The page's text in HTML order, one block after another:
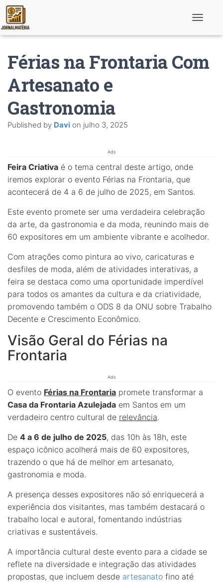
l
e
Férias na Frontaria Com
Artesanato e
Gastronomia
Published by Davi on julho 3, 2025
Ads
Feira Criativa é o tema central deste artigo, onde
iremos explorar o evento Férias na Frontaria, que
acontecerá de 4 a 6 de julho de 2025, em Santos.
Este evento promete ser uma verdadeira celebração
da arte, da gastronomia e da moda, reunindo mais de
60 expositores em um ambiente vibrante e acolhedor.
Com atrações como pintura ao vivo, caricaturas e
desfiles de moda, além de atividades interativas, a
feira se destaca como uma oportunidade imperdível
para todos os amantes da cultura e da criatividade,
promovendo também o ODS 8 da ONU sobre Trabalho
Decente e Crescimento Econômico.
Visão Geral do Férias na
Frontaria
Ads
O evento Férias na Frontaria promete transformar a
Casa da Frontaria Azulejada em Santos em um
verdadeiro centro cultural de relevância.
De 4 a 6 de julho de 2025, das 10h às 18h, este
espaço icônico acolherá mais de 60 expositores,
trazendo o que há de melhor em artesanato,
gastronomia e moda.
A presença desses expositores não só enriquecerá a
experiência dos visitantes, mas também destacará o
trabalho local e autoral, fomentando indústrias
criativas e sustentáveis.
A importância cultural deste evento para a cidade se
reflete na diversidade e integração das atividades
propostas, que incluem desde artesanato fino até